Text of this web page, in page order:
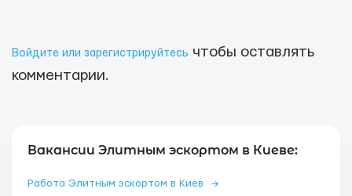
Войдите или зарегистрируйтесь чтобы оставлять
комментарии.
Вакансии Элитным эскортом в Киеве:
Работа Элитным эскортом в Киев →